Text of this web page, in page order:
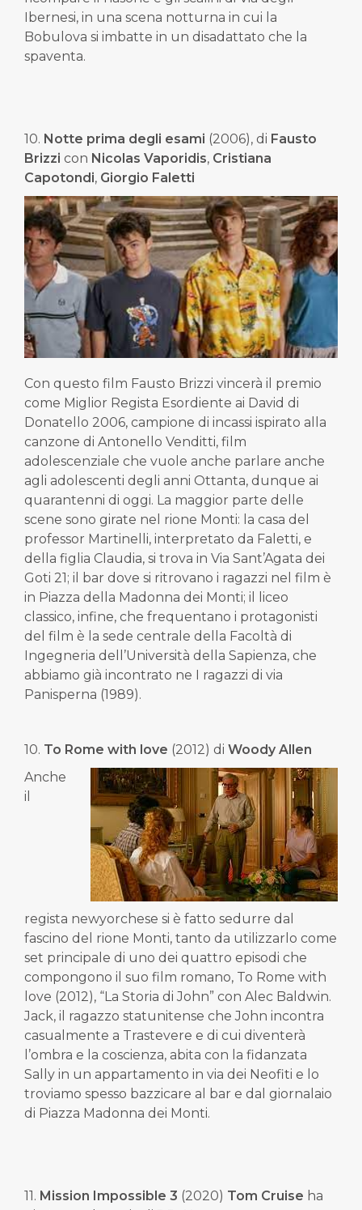
Ibernesi, in una scena notturna in cui la
Bobulova si imbatte in un disadattato che la
spaventa.
10. Notte prima degli esami (2006), di Fausto
Brizzi con Nicolas Vaporidis, Cristiana
Capotondi, Giorgio Faletti
Con questo film Fausto Brizzi vincerà il premio
come Miglior Regista Esordiente ai David di
Donatello 2006, campione di incassi ispirato alla
canzone di Antonello Venditti, film
adolescenziale che vuole anche parlare anche
agli adolescenti degli anni Ottanta, dunque ai
quarantenni di oggi. La maggior parte delle
scene sono girate nel rione Monti: la casa del
professor Martinelli, interpretato da Faletti, e
della figlia Claudia, si trova in Via Sant’Agata dei
Goti 21; il bar dove si ritrovano i ragazzi nel film è
in Piazza della Madonna dei Monti; il liceo
classico, infine, che frequentano i protagonisti
del film è la sede centrale della Facoltà di
Ingegneria dell’Università della Sapienza, che
abbiamo già incontrato ne I ragazzi di via
Panisperna (1989).
10. To Rome with love (2012) di Woody Allen
Anche
il
regista newyorchese si è fatto sedurre dal
fascino del rione Monti, tanto da utilizzarlo come
set principale di uno dei quattro episodi che
compongono il suo film romano, To Rome with
love (2012), “La Storia di John” con Alec Baldwin.
Jack, il ragazzo statunitense che John incontra
casualmente a Trastevere e di cui diventerà
l’ombra e la coscienza, abita con la fidanzata
Sally in un appartamento in via dei Neofiti e lo
troviamo spesso bazzicare al bar e dal giornalaio
di Piazza Madonna dei Monti.
11. Mission Impossible 3 (2020) Tom Cruise ha